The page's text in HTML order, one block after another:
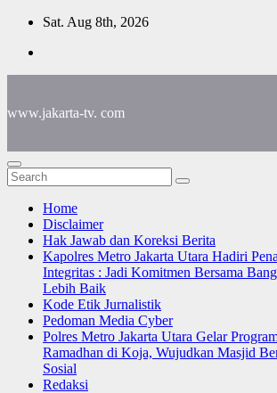
Skip
content
Sat. Aug 8th, 2026
www.jakarta-tv. com
Home
Disclaimer
Hak Jawab dan Koreksi Berita
Kapolres Metro Jakarta Utara Hadiri
Integritas : Jadi Komitmen Bersama
Lebih Baik
Kode Etik Jurnalistik
Pedoman Media Cyber
Polres Metro Jakarta Utara Gelar
Ramadhan di Koja, Wujudkan Masjid
Sosial
Redaksi